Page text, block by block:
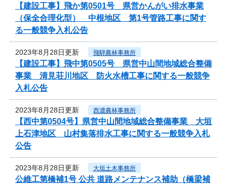
【建設工事】飛か第0501号 県営かんがい排水事業
（保全合理化型） 中根地区 第1号管路工事に関す
る一般競争入札公告
2023年8月28日更新 飛騨農林事務所
【建設工事】飛中第0505号 県営中山間地域総合整備
事業 清見荘川地区 防火水槽工事に関する一般競争
入札公告
2023年8月28日更新 西濃農林事務所
【西中第0504号】県営中山間地域総合整備事業 大垣
上石津地区 山村集落排水工事に関する一般競争入札
公告
2023年8月28日更新 大垣土木事務所
公維工第橋補1号 公共 道路メンテナンス補助（橋梁補